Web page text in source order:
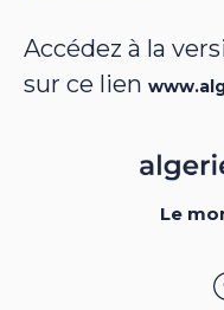
Accédez à la
sur ce lien
Le